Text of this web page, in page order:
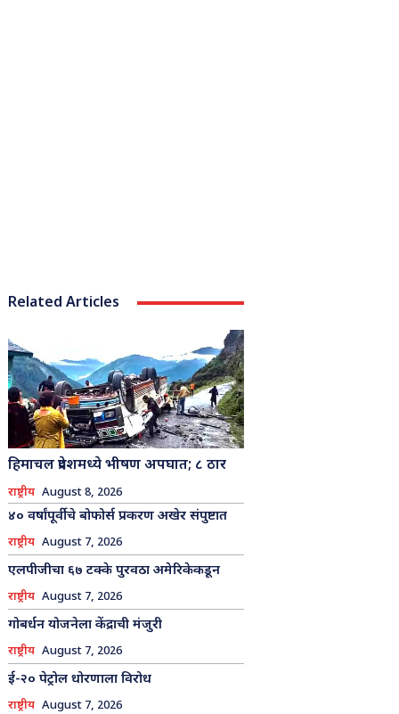
Related Articles
हिमाचल प्रदेशमध्ये भीषण अपघात; ८ ठार
राष्ट्रीय August 8, 2026
४० वर्षांपूर्वीचे बोफोर्स प्रकरण अखेर संपुष्टात
राष्ट्रीय August 7, 2026
एलपीजीचा ६७ टक्के पुरवठा अमेरिकेकडून
राष्ट्रीय August 7, 2026
गोबर्धन योजनेला केंद्राची मंजुरी
राष्ट्रीय August 7, 2026
ई-२० पेट्रोल धोरणाला विरोध
राष्ट्रीय August 7, 2026